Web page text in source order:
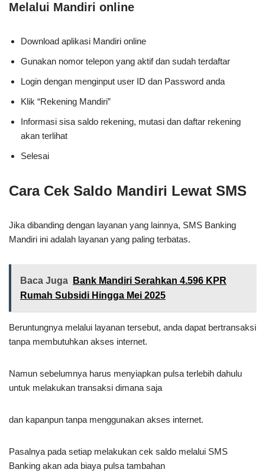
Melalui Mandiri online
Download aplikasi Mandiri online
Gunakan nomor telepon yang aktif dan sudah terdaftar
Login dengan menginput user ID dan Password anda
Klik “Rekening Mandiri”
Informasi sisa saldo rekening, mutasi dan daftar rekening
akan terlihat
Selesai
Cara Cek Saldo Mandiri Lewat SMS
Jika dibanding dengan layanan yang lainnya, SMS Banking
Mandiri ini adalah layanan yang paling terbatas.
Baca Juga
Bank Mandiri Serahkan 4.596 KPR
Rumah Subsidi Hingga Mei 2025
Beruntungnya melalui layanan tersebut, anda dapat bertransaksi
tanpa membutuhkan akses internet.
Namun sebelumnya harus menyiapkan pulsa terlebih dahulu
untuk melakukan transaksi dimana saja
dan kapanpun tanpa menggunakan akses internet.
Pasalnya pada setiap melakukan cek saldo melalui SMS
Banking akan ada biaya pulsa tambahan